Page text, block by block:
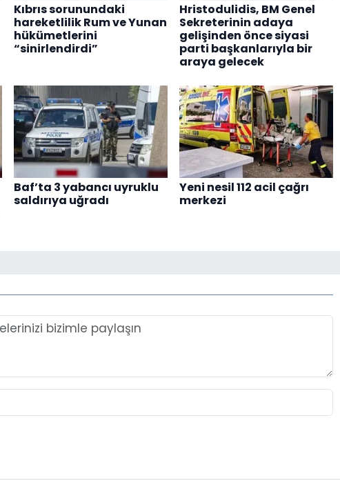
Kıbrıs sorunundaki
hareketlilik Rum ve Yunan
hükümetlerini
“sinirlendirdi”
Hristodulidis, BM Genel
Sekreterinin adaya
gelişinden önce siyasi
parti başkanlarıyla bir
araya gelecek
Baf’ta 3 yabancı uyruklu
saldırıya uğradı
Yeni nesil 112 acil çağrı
merkezi